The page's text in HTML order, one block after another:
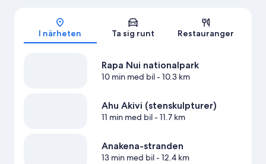
I närheten Ta sig runt Restauranger
Rapa Nui nationalpark
10 min med bil- 10.3 km
Ahu Akivi (stenskulpturer)
11 min med bil- 11.7 km
Anakena-stranden
13 min med bil- 12.4 km